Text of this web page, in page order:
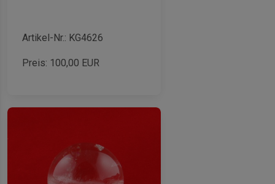
Artikel-Nr.: KG4626
Preis: 100,00 EUR